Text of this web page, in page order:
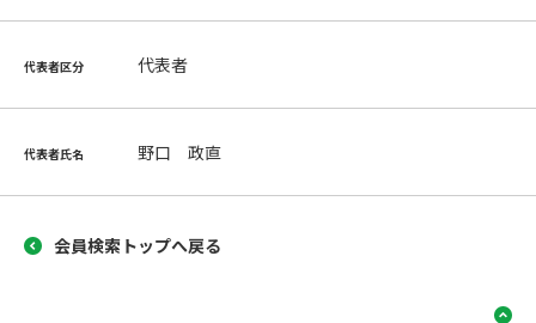
代表者区分 代表者
代表者氏名 野口 政直
会員検索トップへ戻る